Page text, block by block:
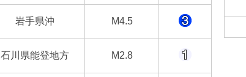
岩手県沖 M4.5
石川県能登地方 M2.8